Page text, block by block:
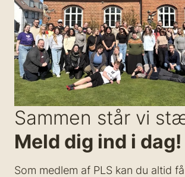
Sammen står vi
Meld dig ind i dag!
Som medlem af PLS kan du altid